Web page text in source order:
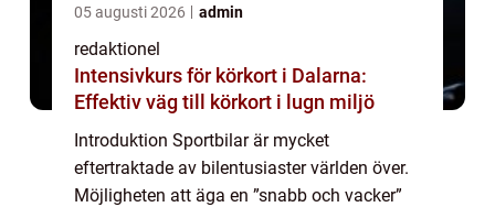
05 augusti 2026 admin
redaktionel
Intensivkurs för körkort i Dalarna:
Effektiv väg till körkort i lugn miljö
Introduktion Sportbilar är mycket
eftertraktade av bilentusiaster världen över.
Möjligheten att äga en ”snabb och vacker”